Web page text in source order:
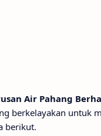
Air Pahang
berkelayakan untuk
berikut.